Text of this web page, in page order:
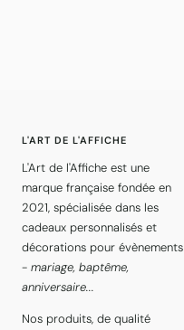
L'ART DE L'AFFICHE
L'Art de l'Affiche est une
marque française fondée en
2021, spécialisée dans les
cadeaux personnalisés et
décorations pour évènements
- mariage, baptême,
anniversaire...
Nos produits, de qualité